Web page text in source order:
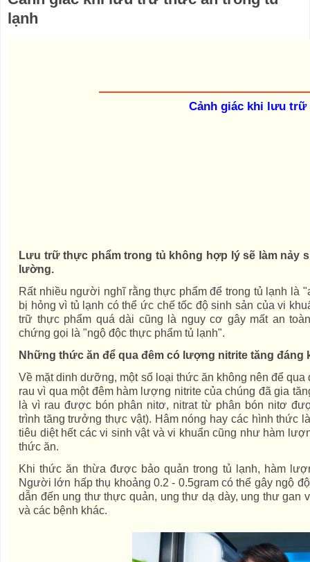
lạnh
Cảnh giác khi lưu
Lưu trữ thực phẩm trong tủ không hợp lý sẽ làm nảy
lường.
Rất nhiều người nghĩ rằng thực phẩm để trong tủ lạnh là
bị hỏng vì tủ lạnh có thể ức chế tốc độ sinh sản của vi
trữ thực phẩm quá dài cũng là nguy cơ gây mất an
chứng gọi là "ngộ độc thực phẩm tủ lạnh".
Những thức ăn để qua đêm có lượng nitrite tăng đáng
Về mặt dinh dưỡng, một số loại thức ăn không nên để qua
rau vì qua một đêm hàm lượng nitrite của chúng đã gia
là vì rau được bón phân nitơ, nitrat từ phân bón nitơ
trình tăng trưởng thực vật). Hâm nóng hay các hình thức
tiêu diệt hết các vi sinh vật và vi khuẩn cũng như hàm
thức ăn.
Khi thức ăn thừa được bảo quản trong tủ lạnh, hàm
Người lớn hấp thụ khoảng 0.2 - 0.5gram có thể gây ngộ
dẫn đến ung thư thực quản, ung thư dạ dày, ung thư gan
và các bệnh khác.